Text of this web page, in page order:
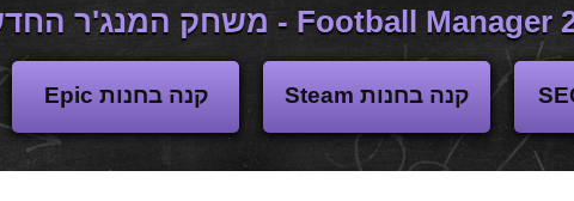
קנה בחנות Steam קנה בחנות Epic